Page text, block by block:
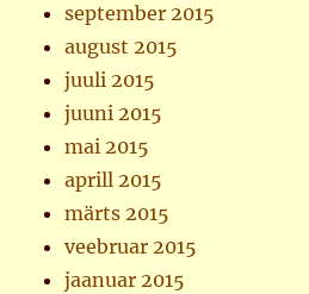
september 2015
august 2015
juuli 2015
juuni 2015
mai 2015
aprill 2015
märts 2015
veebruar 2015
jaanuar 2015